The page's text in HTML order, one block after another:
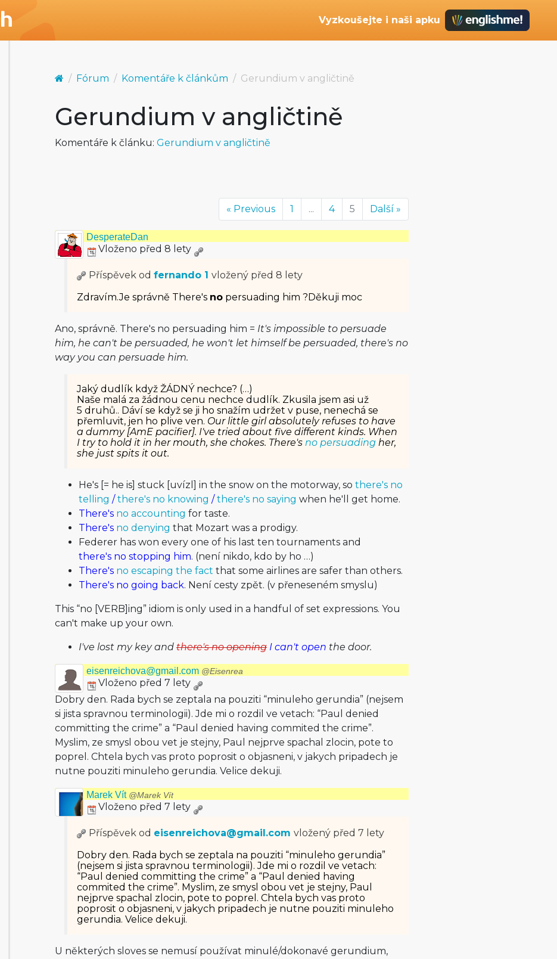
Vyzkoušejte i naši apku
Fórum Komentáře k článkům Gerundium v angličtině
Gerundium v angličtině
Komentáře k článku: Gerundium v angličtině
« Previous 1 ... 4 5 Další »
DesperateDan
Vloženo před 8 lety
Příspěvek od fernando 1 vložený před 8 lety
Zdravím.Je správně There's nopersuading him ?Děkuji moc
Ano, správně. There's no persuading him = It's impossible to persuade
him, he can't be persuaded, he won't let himself be persuaded, there's no
way you can persuade him.
Jaký dudlík když ŽÁDNÝ nechce? (…)
Naše malá za žádnou cenu nechce dudlík. Zkusila jsem asi už
5 druhů.. Dáví se když se ji ho snažím udržet v puse, nenechá se
přemluvit, jen ho plive ven. Our little girl absolutely refuses to have
a dummy [AmE pacifier]. I've tried about five different kinds. When
I try to hold it in her mouth, she chokes. There's no persuadingher,
she just spits it out.
He's [= he is] stuck [uvízl] in the snow on the motorway, so there's no
telling /there's no knowing /there's no saying when he'll get home.
There's no accounting for taste.
There's no denying that Mozart was a prodigy.
Federer has won every one of his last ten tournaments and
there's no stopping him. (není nikdo, kdo by ho …)
There's no escaping the fact that some airlines are safer than others.
There's no going back. Není cesty zpět. (v přeneseném smyslu)
This “no [VERB]ing” idiom is only used in a handful of set expressions. You
can't make up your own.
I've lost my key and there's no opening I can't open the door.
eisenreichova@gmail.com @Eisenrea
Vloženo před 7 lety
Dobry den. Rada bych se zeptala na pouziti “minuleho gerundia” (nejsem
si jista spravnou terminologii). Jde mi o rozdil ve vetach: “Paul denied
committing the crime” a “Paul denied having commited the crime”.
Myslim, ze smysl obou vet je stejny, Paul nejprve spachal zlocin, pote to
poprel. Chtela bych vas proto poprosit o objasneni, v jakych pripadech je
nutne pouziti minuleho gerundia. Velice dekuji.
Marek Vít @Marek Vít
Vloženo před 7 lety
Příspěvek od eisenreichova@gmail.com vložený před 7 lety
Dobry den. Rada bych se zeptala na pouziti “minuleho gerundia”
(nejsem si jista spravnou terminologii). Jde mi o rozdil ve vetach:
“Paul denied committing the crime” a “Paul denied having
commited the crime”. Myslim, ze smysl obou vet je stejny, Paul
nejprve spachal zlocin, pote to poprel. Chtela bych vas proto
poprosit o objasneni, v jakych pripadech je nutne pouziti minuleho
gerundia. Velice dekuji.
U některých sloves se nemusí používat minulé/dokonavé gerundium,